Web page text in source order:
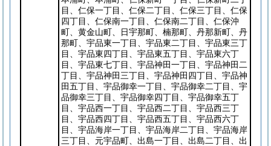
目、仁保一丁目、仁保二丁目、仁保三丁目、仁保
四丁目、仁保南一丁目、仁保南二丁目、仁保沖
町、黄金山町、日宇那町、楠那町、丹那新町、丹
那町、宇品東一丁目、宇品東二丁目、宇品東三丁
目、宇品東四丁目、宇品東五丁目、宇品東六丁
目、宇品東七丁目、宇品神田一丁目、宇品神田二
丁目、宇品神田三丁目、宇品神田四丁目、宇品神
田五丁目、宇品御幸一丁目、宇品御幸二丁目、宇
品御幸三丁目、宇品御幸四丁目、宇品御幸五丁
目、宇品西一丁目、宇品西二丁目、宇品西三丁
目、宇品西四丁目、宇品西五丁目、宇品西六丁
目、宇品海岸一丁目、宇品海岸二丁目、宇品海岸
三丁目、元宇品町、出島一丁目、出島二丁目、出